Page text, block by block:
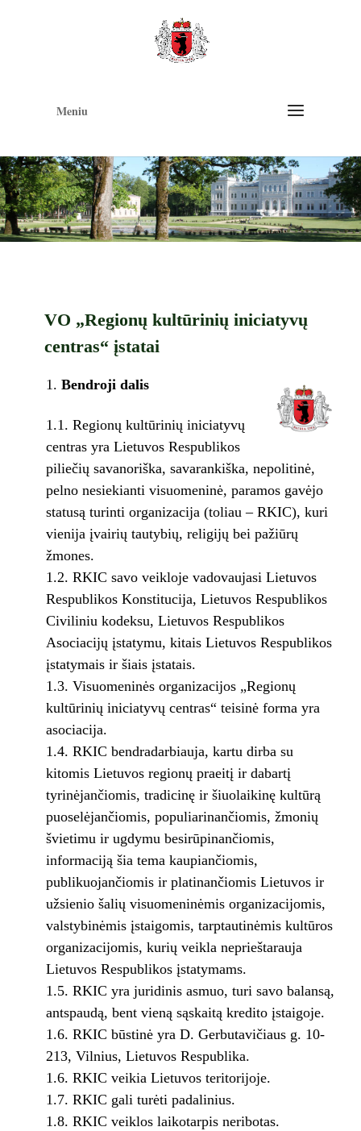
Meniu
VO „Regionų kultūrinių iniciatyvų
centras“ įstatai
Bendroji dalis
1.1. Regionų kultūrinių iniciatyvų
centras yra Lietuvos Respublikos
piliečių savanoriška, savarankiška, nepolitinė,
pelno nesiekianti visuomeninė, paramos gavėjo
statusą turinti organizacija (toliau – RKIC), kuri
vienija įvairių tautybių, religijų bei pažiūrų
žmones.
1.2. RKIC savo veikloje vadovaujasi Lietuvos
Respublikos Konstitucija, Lietuvos Respublikos
Civiliniu kodeksu, Lietuvos Respublikos
Asociacijų įstatymu, kitais Lietuvos Respublikos
įstatymais ir šiais įstatais.
1.3. Visuomeninės organizacijos „Regionų
kultūrinių iniciatyvų centras“ teisinė forma yra
asociacija.
1.4. RKIC bendradarbiauja, kartu dirba su
kitomis Lietuvos regionų praeitį ir dabartį
tyrinėjančiomis, tradicinę ir šiuolaikinę kultūrą
puoselėjančiomis, populiarinančiomis, žmonių
švietimu ir ugdymu besirūpinančiomis,
informaciją šia tema kaupiančiomis,
publikuojančiomis ir platinančiomis Lietuvos ir
užsienio šalių visuomeninėmis organizacijomis,
valstybinėmis įstaigomis, tarptautinėmis kultūros
organizacijomis, kurių veikla neprieštarauja
Lietuvos Respublikos įstatymams.
1.5. RKIC yra juridinis asmuo, turi savo balansą,
antspaudą, bent vieną sąskaitą kredito įstaigoje.
1.6. RKIC būstinė yra D. Gerbutavičiaus g. 10-
213, Vilnius, Lietuvos Respublika.
1.6. RKIC veikia Lietuvos teritorijoje.
1.7. RKIC gali turėti padalinius.
1.8. RKIC veiklos laikotarpis neribotas.